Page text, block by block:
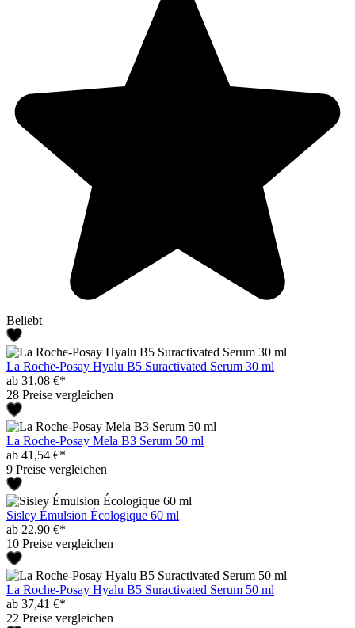
Beliebt
La Roche-Posay Hyalu B5 Suractivated Serum 30 ml
ab 31,08 €*
28 Preise vergleichen
La Roche-Posay Mela B3 Serum 50 ml
ab 41,54 €*
9 Preise vergleichen
Sisley Émulsion Écologique 60 ml
ab 22,90 €*
10 Preise vergleichen
La Roche-Posay Hyalu B5 Suractivated Serum 50 ml
ab 37,41 €*
22 Preise vergleichen